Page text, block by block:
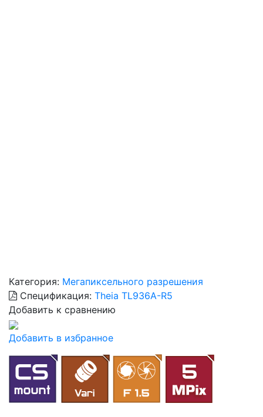
Категория: Мегапиксельного разрешения
Спецификация: Theia TL936A-R5
Добавить к сравнению
Добавить в избранное